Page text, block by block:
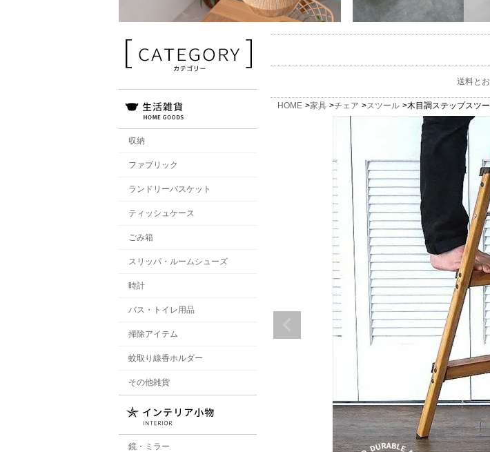
収納
ファブリック
ランドリーバスケット
ティッシュケース
ごみ箱
スリッパ・ルームシューズ
時計
バス・トイレ用品
掃除アイテム
蚊取り線香ホルダー
その他雑貨
鏡・ミラー
送料と
HOME 家具 チェア スツール 木目調ステップスツ